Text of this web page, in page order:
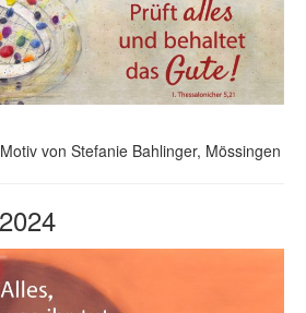
von Stefanie Bahlinger, Mössingen